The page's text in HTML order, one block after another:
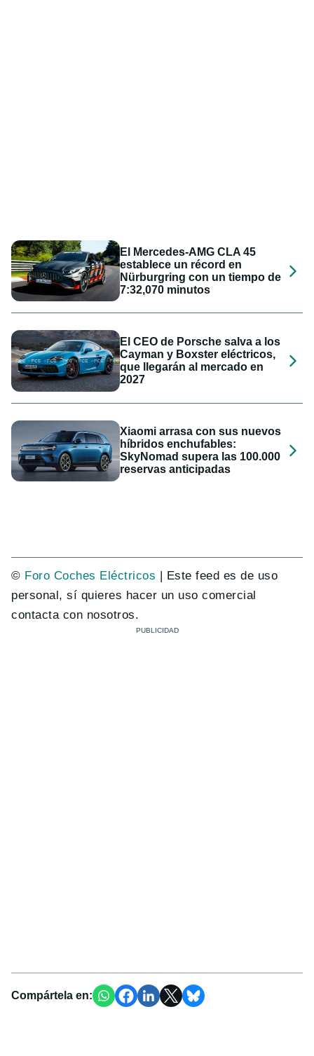
El Mercedes-AMG CLA 45
establece un récord en
Nürburgring con un tiempo de
7:32,070 minutos
El CEO de Porsche salva a los
Cayman y Boxster eléctricos,
que llegarán al mercado en
2027
Xiaomi arrasa con sus nuevos
híbridos enchufables:
SkyNomad supera las 100.000
reservas anticipadas
© Foro Coches Eléctricos | Este feed es de uso
personal, sí quieres hacer un uso comercial
contacta con nosotros.
Compártela en: